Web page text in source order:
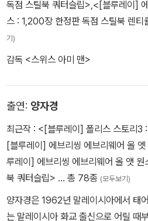
독점 스틸북 쿼터슬립>,<[블루레이]
스 : 1,200장 한정판 독점 스틸북 렌티
기)
감독 <스위스 아미 맨>
출연: 양자경
최근작 : <[블루레이] 폴리스 스토리3
[블루레이] 에브리씽 에브리웨어 올
루레이] 에브리씽 에브리웨어 올 앳
북 쿼터슬립> … 총 78종 (모두보기)
양자경은 1962년 말레이시아에서 태
는 말레이시아 화교 출신으로 어릴 때